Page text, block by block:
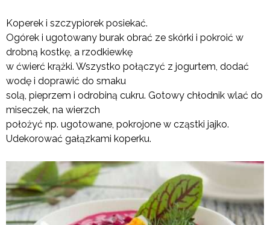
Koperek i szczypiorek posiekać.
Ogórek i ugotowany burak obrać ze skórki i pokroić w
drobną kostkę, a rzodkiewkę
w ćwierć krążki. Wszystko połączyć z jogurtem, dodać
wodę i doprawić do smaku
solą, pieprzem i odrobiną cukru. Gotowy chłodnik wlać do
miseczek, na wierzch
położyć np. ugotowane, pokrojone w cząstki jajko.
Udekorować gałązkami koperku.